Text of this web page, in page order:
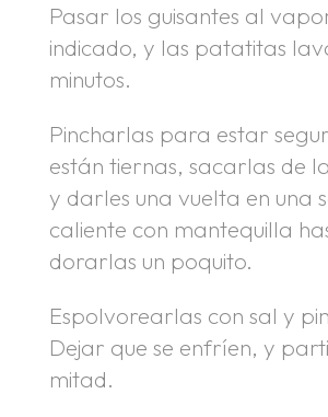
Pasar los guisantes al
indicado, y las patatitas
minutos.
Pincharlas para estar
están tiernas, sacarlas de
y darles una vuelta en una
caliente con mantequilla
dorarlas un poquito.
Espolvorearlas con sal y
Dejar que se enfríen, y
mitad.